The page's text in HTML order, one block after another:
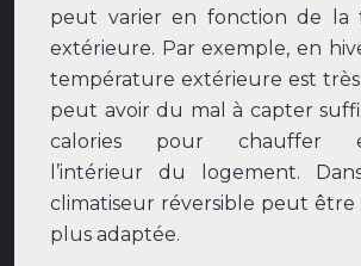
peut varier en fonction de la
extérieure. Par exemple, en
température extérieure est très
peut avoir du mal à capter
calories pour chauffer
l’intérieur du logement.
climatiseur réversible peut
plus adaptée.